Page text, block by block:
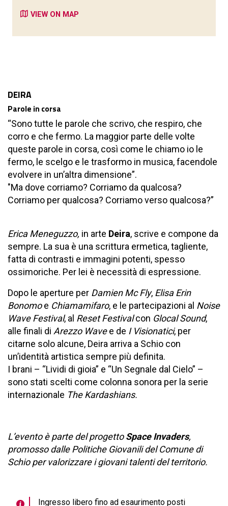
DEIRA
Parole in corsa
“Sono tutte le parole che scrivo, che respiro, che
corro e che fermo. La maggior parte delle volte
queste parole in corsa, così come le chiamo io le
fermo, le scelgo e le trasformo in musica, facendole
evolvere in un’altra dimensione”.
"Ma dove corriamo? Corriamo da qualcosa?
Corriamo per qualcosa? Corriamo verso qualcosa?”
Erica Meneguzzo, in arte Deira, scrive e compone da
sempre. La sua è una scrittura ermetica, tagliente,
fatta di contrasti e immagini potenti, spesso
ossimoriche. Per lei è necessità di espressione.
Dopo le aperture per Damien Mc Fly, Elisa Erin
Bonomoe Chiamamifaro, e le partecipazioni al Noise
Wave Festival, al Reset Festivalcon Glocal Sound,
alle finali di Arezzo Wavee de I Visionatici, per
citarne solo alcune, Deira arriva a Schio con
un’identità artistica sempre più definita.
I brani – “Lividi di gioia” e “Un Segnale dal Cielo” –
sono stati scelti come colonna sonora per la serie
internazionale The Kardashians.
L’evento è parte del progettoSpace Invaders,
promosso dalle Politiche Giovanili del Comune di
Schio per valorizzare i giovani talenti del territorio.
Ingresso libero fino ad esaurimento posti
VIEW ON MAP